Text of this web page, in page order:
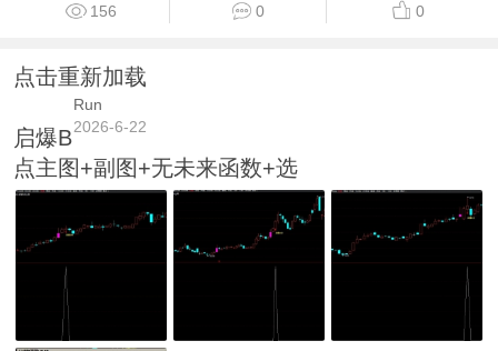
156 0 0
点击重新加载
Run
2026-6-22
启爆B
点主图+副图+无未来函数+选